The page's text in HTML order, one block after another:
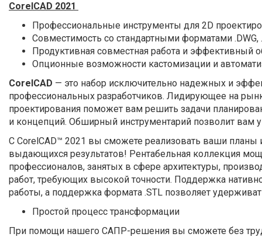
CorelCAD 2021
Профессиональные инструменты для 2D
Совместимость со стандартными форматами .DWG,
Продуктивная совместная работа и эффективный
Опционные возможности кастомизации и
CorelCAD — это набор исключительно надежных и
профессиональных разработчиков. Лидирующее на
проектирования поможет вам решить задачи
и концепций. Обширный инструментарий позволит
С CorelCAD™ 2021 вы сможете реализовать ваши планы
выдающихся результатов! Рентабельная коллекция
профессионалов, занятых в сфере архитектуры,
работ, требующих высокой точности. Поддержка
работы, а поддержка формата .STL позволяет
Простой процесс трансформации
При помощи нашего САПР-решения вы сможете без